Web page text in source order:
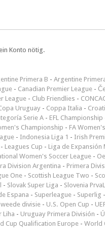
Konto nötig.
Primera B - Argentine
- Canadian Premier League -
League - Club Friendlies -
Uruguay - Coppa Italia -
Serie A - EFL Championship
Championship - FA
- Indonesia Liga 1 - Irish
- Leagues Cup - Liga de Expansión
Women's Soccer League -
Division Argentina - Primera
One - Scottish League Two -
- Slovak Super Liga - Slovenia
Espana - Superleague - Superlig -
divisie - U.S. Open Cup -
Liha - Uruguay Primera División -
Cup Qualification Europe - World